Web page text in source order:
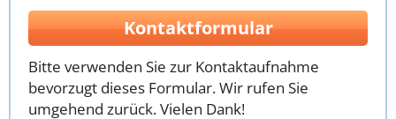
Kontaktformular
Bitte verwenden Sie zur Kontaktaufnahme
bevorzugt dieses Formular. Wir rufen Sie
umgehend zurück. Vielen Dank!